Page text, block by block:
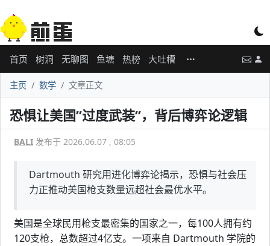
首页 树洞 无聊图 鱼塘 热榜 大吐槽
主页 数学 文章正文
恐惧让美国”过度武装”，背后博弈论逻辑
BALI 发布于 2026.06.07 , 08:05
Dartmouth 研究用进化博弈论揭示，恐惧与社会压
力正推动美国枪支数量远超社会最优水平。
美国是全球民用枪支最密集的国家之一，每100人拥有约
120支枪，总数超过4亿支。一项来自 Dartmouth 学院的